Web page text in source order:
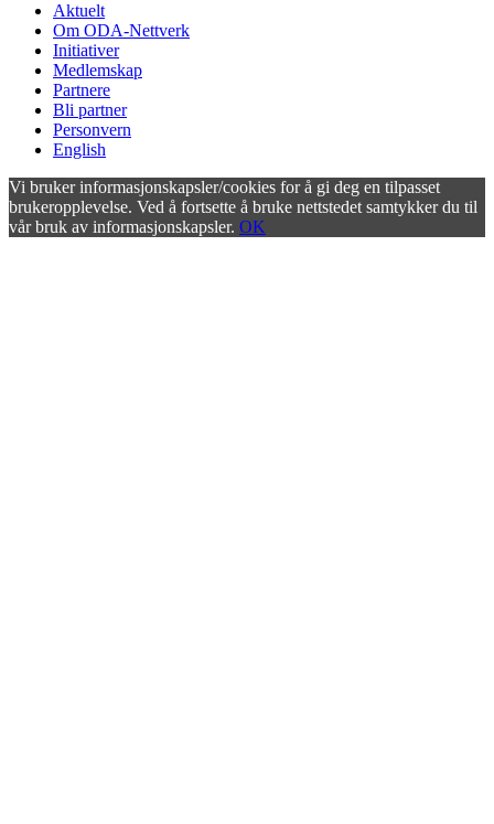
Aktuelt
Om ODA-Nettverk
Initiativer
Medlemskap
Partnere
Bli partner
Personvern
English
Vi bruker informasjonskapsler/cookies for å gi deg en tilpasset
brukeropplevelse. Ved å fortsette å bruke nettstedet samtykker du til
vår bruk av informasjonskapsler. OK